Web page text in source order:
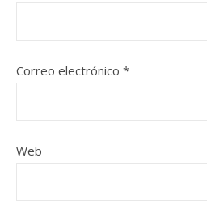
Correo electrónico *
Web